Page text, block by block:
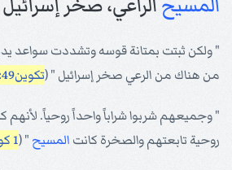
" ولكن ثبتت بمتانة قوسه وتشددت سواعد
من هناك من الرعي صخر إسرائيل " (تكوين24:49
" وجميعهم شربوا شراباً واحداً روحياً.
روحية تابعتهم والصخرة كانت المسيح " (1 كورنثوس 4:10